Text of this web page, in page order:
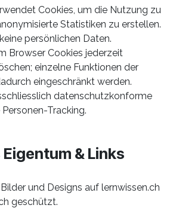
Cookies, um die Nutzung zu
Statistiken zu erstellen.
persönlichen Daten.
Browser Cookies jederzeit
einzelne Funktionen der
eingeschränkt werden.
datenschutzkonforme
Tracking.
& Links
und Designs auf lernwissen.ch
geschützt.